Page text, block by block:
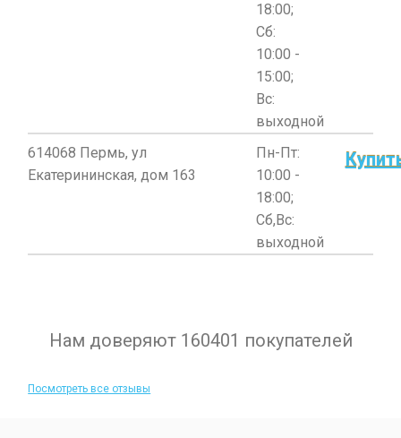
18:00;
Сб:
10:00 -
15:00;
Вс:
выходной
614068 Пермь, ул
Екатерининская, дом 163
Пн-Пт:
10:00 -
18:00;
Сб,Вс:
выходной
Нам доверяют 160401 покупателей
Посмотреть все отзывы